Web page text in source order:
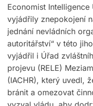
Economist
vyjádřily znepokojení
jednání nevládních
autoritářství“ v této
vyjádřil i Úřad
projevu (RELE)
(IACHR), který uvedl,
bránit a omezovat